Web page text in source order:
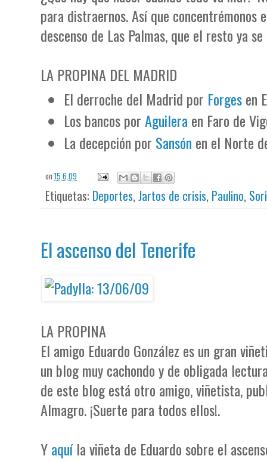
para distraernos. Así que concentrémonos
descenso de Las Palmas, que el resto ya
LA PROPINA DEL MADRID
El derroche del Madrid por Forgesen
Los bancos porAguileraen Faro de
La decepción por Sansón en el Norte
on15.6.09
Etiquetas: Deportes,Jartos de crisis, Paulino,
El ascenso del Tenerife
LA PROPINA
El amigo Eduardo González es un gran
un blog muy cachondo y de obligada
de este blog está otro amigo, viñetista,
Almagro. ¡Suerte para todos ellos!.
Yaquíla viñeta de Eduardo sobre el